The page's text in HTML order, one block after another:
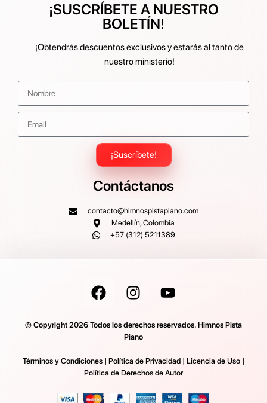
¡SUSCRÍBETE A NUESTRO
BOLETÍN!
¡Obtendrás descuentos exclusivos y estarás al tanto de
nuestro ministerio!
¡Suscríbete!
Contáctanos
contacto@himnospistapiano.com
Medellín, Colombia
+57 (312) 5211389
© Copyright 2026 Todos los derechos reservados. Himnos Pista
Piano
Términos y Condiciones| Política de Privacidad| Licencia de Uso|
Política de Derechos de Autor